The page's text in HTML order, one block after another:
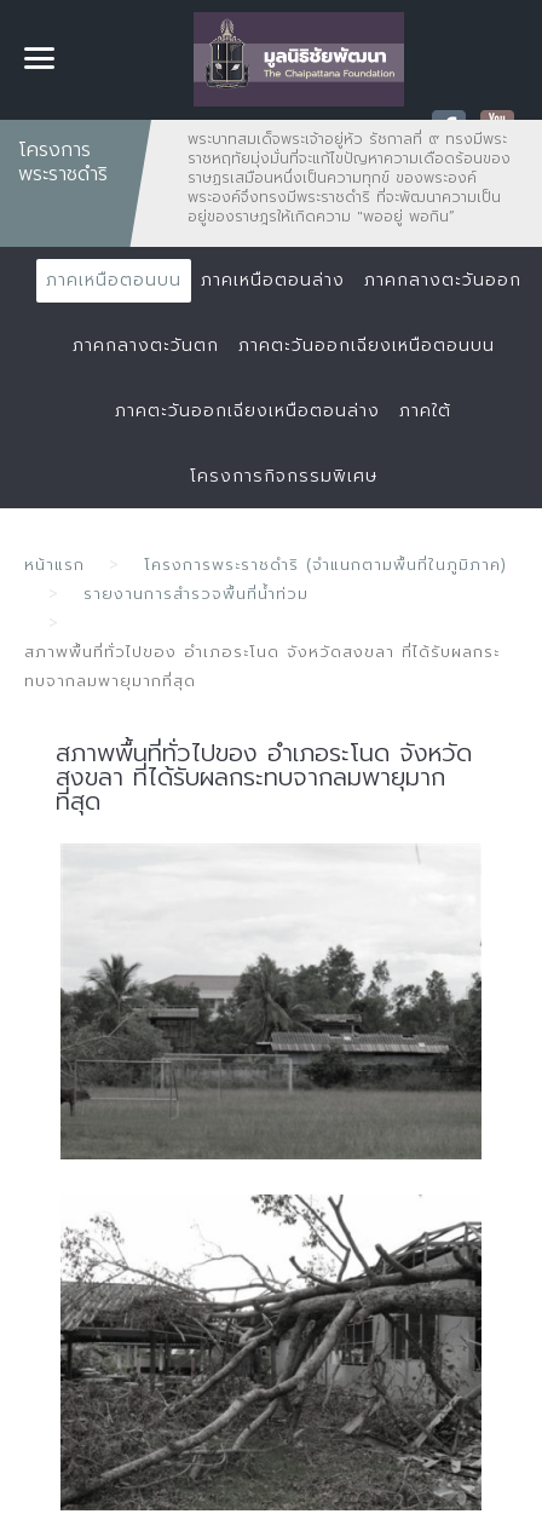
โครงการ
พระราชดำริ
พระบาทสมเด็จพระเจ้าอยู่หัว รัชกาลที่ ๙ ทรงมีพระ
ราชหฤทัยมุ่งมั่นที่จะแก้ไขปัญหาความเดือดร้อนของ
ราษฏรเสมือนหนึ่งเป็นความทุกข์ ของพระองค์
พระองค์จึงทรงมีพระราชดำริ ที่จะพัฒนาความเป็น
อยู่ของราษฎรให้เกิดความ "พออยู่ พอกิน”
ภาคเหนือตอนบน ภาคเหนือตอนล่าง ภาคกลางตะวันออก
ภาคกลางตะวันตก ภาคตะวันออกเฉียงเหนือตอนบน
ภาคตะวันออกเฉียงเหนือตอนล่าง ภาคใต้
โครงการกิจกรรมพิเศษ
หน้าแรก
โครงการพระราชดำริ (จำแนกตามพื้นที่ในภูมิภาค)
รายงานการสำรวจพื้นที่น้ำท่วม
สภาพพื้นที่ทั่วไปของ อำเภอระโนด จังหวัดสงขลา ที่ได้รับผลกระ
ทบจากลมพายุมากที่สุด
สภาพพื้นที่ทั่วไปของ อำเภอระโนด จังหวัด
สงขลา ที่ได้รับผลกระทบจากลมพายุมาก
ที่สุด